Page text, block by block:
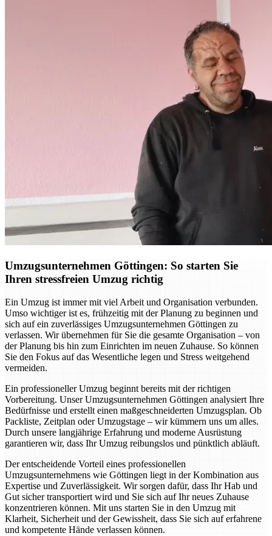
Umzugsunternehmen Göttingen: So starten Sie
Ihren stressfreien Umzug richtig
Ein Umzug ist immer mit viel Arbeit und Organisation verbunden.
Umso wichtiger ist es, frühzeitig mit der Planung zu beginnen und
sich auf ein zuverlässiges Umzugsunternehmen Göttingen zu
verlassen. Wir übernehmen für Sie die gesamte Organisation – von
der Planung bis hin zum Einrichten im neuen Zuhause. So können
Sie den Fokus auf das Wesentliche legen und Stress weitgehend
vermeiden.
Ein professioneller Umzug beginnt bereits mit der richtigen
Vorbereitung. Unser Umzugsunternehmen Göttingen analysiert Ihre
Bedürfnisse und erstellt einen maßgeschneiderten Umzugsplan. Ob
Packliste, Zeitplan oder Umzugstage – wir kümmern uns um alles.
Durch unsere langjährige Erfahrung und moderne Ausrüstung
garantieren wir, dass Ihr Umzug reibungslos und pünktlich abläuft.
Der entscheidende Vorteil eines professionellen
Umzugsunternehmens wie Göttingen liegt in der Kombination aus
Expertise und Zuverlässigkeit. Wir sorgen dafür, dass Ihr Hab und
Gut sicher transportiert wird und Sie sich auf Ihr neues Zuhause
konzentrieren können. Mit uns starten Sie in den Umzug mit
Klarheit, Sicherheit und der Gewissheit, dass Sie sich auf erfahrene
und kompetente Hände verlassen können.